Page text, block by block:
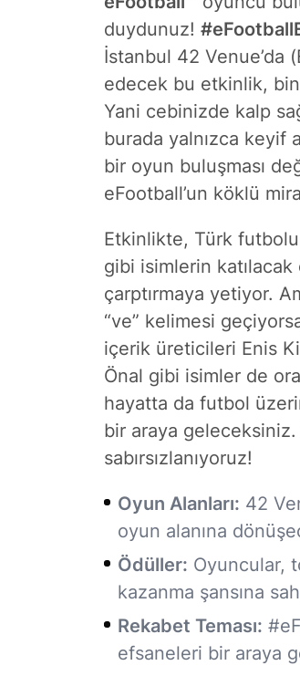
duydunuz!
İstanbul 42 Venue’da
edecek bu etkinlik,
Yani cebinizde kalp
burada yalnızca keyif
bir oyun buluşması
eFootball’un köklü
Etkinlikte, Türk
gibi isimlerin katılacak
çarptırmaya yetiyor.
“ve” kelimesi
içerik üreticileri Enis
Önal gibi isimler de
hayatta da futbol
bir araya
sabırsızlanıyoruz!
Oyun Alanları: 42
oyun alanına
Ödüller: Oyuncular,
kazanma şansına
Rekabet Teması:
efsaneleri bir araya